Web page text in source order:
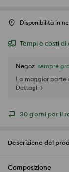
Disponibilità in
Tempi e costi di
Negozi sempre
La maggior parte
Dettagli >
30 giorni per il
Descrizione del
Composizione